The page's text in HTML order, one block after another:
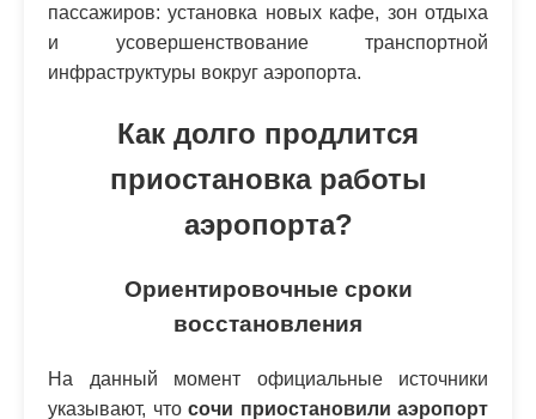
пассажиров: установка новых кафе, зон отдыха
и усовершенствование транспортной
инфраструктуры вокруг аэропорта.
Как долго продлится
приостановка работы
аэропорта?
Ориентировочные сроки
восстановления
На данный момент официальные источники
указывают, что сочи приостановили аэропорт